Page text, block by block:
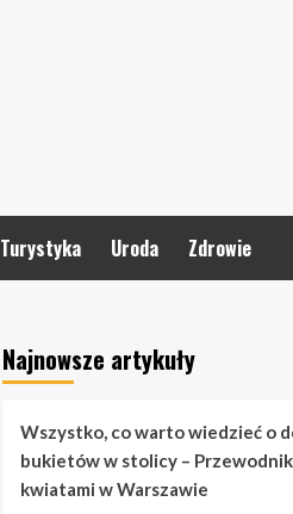
Turystyka Uroda Zdrowie
Najnowsze artykuły
Wszystko, co warto wiedzieć o
bukietów w stolicy –
kwiatami w Warszawie